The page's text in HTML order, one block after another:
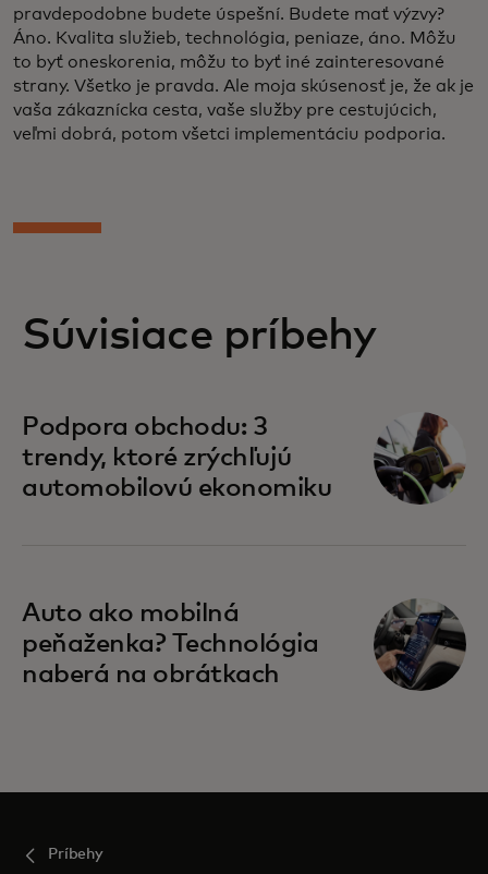
pravdepodobne budete úspešní. Budete mať výzvy?
Áno. Kvalita služieb, technológia, peniaze, áno. Môžu
to byť oneskorenia, môžu to byť iné zainteresované
strany. Všetko je pravda. Ale moja skúsenosť je, že ak je
vaša zákaznícka cesta, vaše služby pre cestujúcich,
veľmi dobrá, potom všetci implementáciu podporia.
Súvisiace príbehy
Podpora obchodu: 3
trendy, ktoré zrýchľujú
automobilovú ekonomiku
Auto ako mobilná
peňaženka? Technológia
naberá na obrátkach
Príbehy